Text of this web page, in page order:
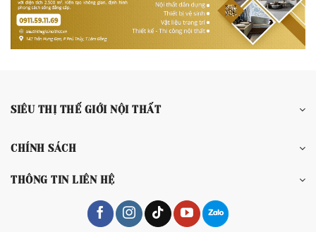
SIÊU THỊ THẾ GIỚI NỘI THẤT
CHÍNH SÁCH
THÔNG TIN LIÊN HỆ